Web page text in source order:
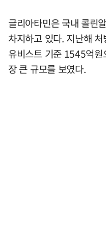
글리아타민은 국내 콜린
차지하고 있다. 지난해
유비스트 기준 1545억
장 큰 규모를 보였다.